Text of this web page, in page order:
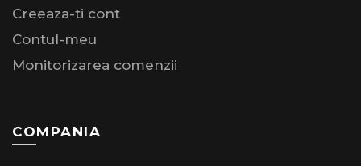
Creeaza-ti cont
Contul-meu
Monitorizarea comenzii
COMPANIA